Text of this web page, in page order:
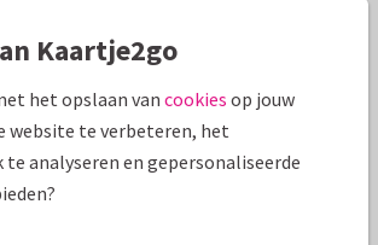
bij je kaart
Kaartje2go
het opslaan van cookies op jouw
website te verbeteren, het
analyseren en gepersonaliseerde